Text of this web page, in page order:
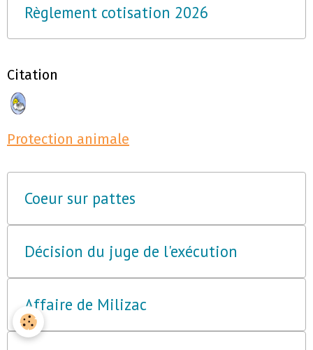
Règlement cotisation 2026
Citation
Protection animale
Coeur sur pattes
Décision du juge de l'exécution
Affaire de Milizac